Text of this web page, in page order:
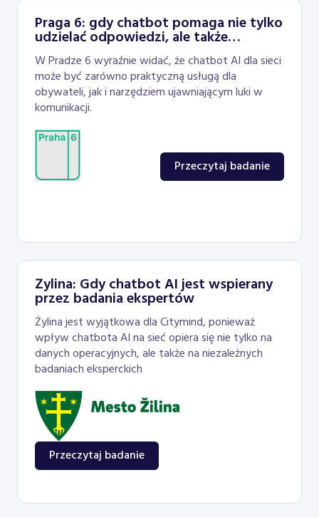
Praga 6: gdy chatbot pomaga nie tylko
udzielać odpowiedzi, ale także
ulepszać sieć
W Pradze 6 wyraźnie widać, że chatbot AI dla sieci
może być zarówno praktyczną usługą dla
obywateli, jak i narzędziem ujawniającym luki w
komunikacji.
Przeczytaj badanie
Żylina: Gdy chatbot AI jest wspierany
przez badania ekspertów
Żylina jest wyjątkowa dla Citymind, ponieważ
wpływ chatbota AI na sieć opiera się nie tylko na
danych operacyjnych, ale także na niezależnych
badaniach eksperckich
Przeczytaj badanie